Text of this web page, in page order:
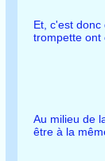
Et, c'est
trompette ont
Au milieu de
être à la